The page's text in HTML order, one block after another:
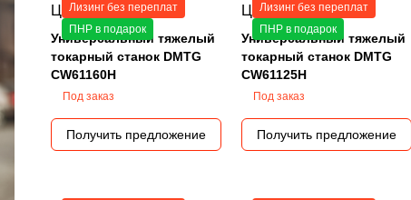
Лизинг без переплат
ПНР в подарок
Цена по запросу
Универсальный тяжелый
токарный станок DMTG
CW61160H
Под заказ
Получить предложение
Лизинг без переплат
ПНР в подарок
Цена по запросу
Универсальный тяжелый
токарный станок DMTG
CW61125H
Под заказ
Получить предложение